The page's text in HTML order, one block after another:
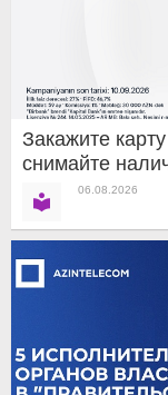
Закажите
снимайте
06.08.2026